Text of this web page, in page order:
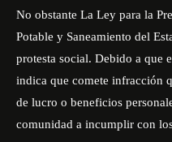
No obstante La Ley para la
Potable y Saneamiento del
protesta social. Debido a que
indica que comete infracción
de lucro o beneficios
comunidad a incumplir con